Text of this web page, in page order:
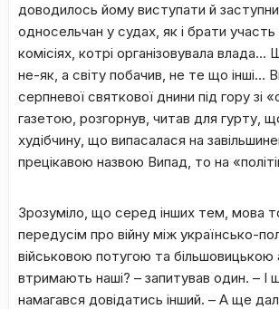
доводилось йому виступати й
односельчан у судах, як і брати участь
комісіях, котрі організовувала
не-як, а світу побачив, не те що інші…
серпневої святкової днини під гору зі
газетою, розгорнув, читав для гурту,
худібчину, що випасалася на
прецікавою назвою Випад, то на
Зрозуміло, що серед інших тем, мова
передусім про війну між українсько-
військовою потугою та
втримають наші? – запитував один. – І
намагався довідатись інший. – А ще